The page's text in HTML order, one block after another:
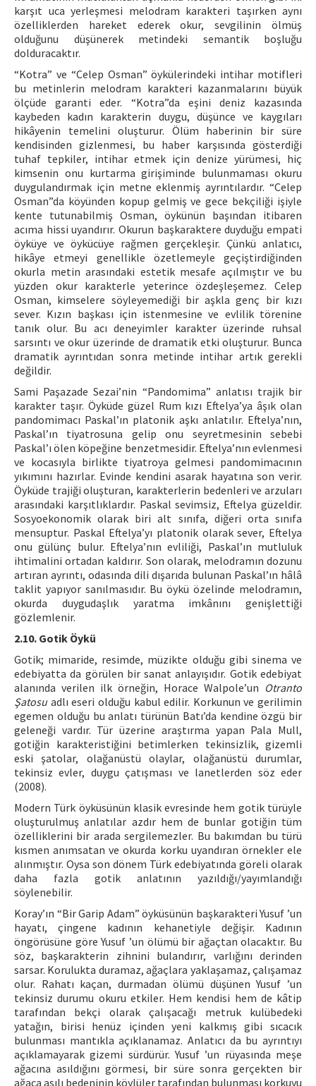
karşıt uca yerleşmesi melodram karakteri taşırken aynı
özelliklerden hareket ederek okur, sevgilinin ölmüş
olduğunu düşünerek metindeki semantik boşluğu
dolduracaktır.
“Kotra” ve “Celep Osman” öykülerindeki intihar motifleri
bu metinlerin melodram karakteri kazanmalarını büyük
ölçüde garanti eder. “Kotra”da eşini deniz kazasında
kaybeden kadın karakterin duygu, düşünce ve kaygıları
hikâyenin temelini oluşturur. Ölüm haberinin bir süre
kendisinden gizlenmesi, bu haber karşısında gösterdiği
tuhaf tepkiler, intihar etmek için denize yürümesi, hiç
kimsenin onu kurtarma girişiminde bulunmaması okuru
duygulandırmak için metne eklenmiş ayrıntılardır. “Celep
Osman”da köyünden kopup gelmiş ve gece bekçiliği işiyle
kente tutunabilmiş Osman, öykünün başından itibaren
acıma hissi uyandırır. Okurun başkaraktere duyduğu empati
öyküye ve öykücüye rağmen gerçekleşir. Çünkü anlatıcı,
hikâye etmeyi genellikle özetlemeyle geçiştirdiğinden
okurla metin arasındaki estetik mesafe açılmıştır ve bu
yüzden okur karakterle yeterince özdeşleşemez. Celep
Osman, kimselere söyleyemediği bir aşkla genç bir kızı
sever. Kızın başkası için istenmesine ve evlilik törenine
tanık olur. Bu acı deneyimler karakter üzerinde ruhsal
sarsıntı ve okur üzerinde de dramatik etki oluşturur. Bunca
dramatik ayrıntıdan sonra metinde intihar artık gerekli
değildir.
Sami Paşazade Sezai’nin “Pandomima” anlatısı trajik bir
karakter taşır. Öyküde güzel Rum kızı Eftelya’ya âşık olan
pandomimacı Paskal’ın platonik aşkı anlatılır. Eftelya’nın,
Paskal’ın tiyatrosuna gelip onu seyretmesinin sebebi
Paskal’ı ölen köpeğine benzetmesidir. Eftelya’nın evlenmesi
ve kocasıyla birlikte tiyatroya gelmesi pandomimacının
yıkımını hazırlar. Evinde kendini asarak hayatına son verir.
Öyküde trajiği oluşturan, karakterlerin bedenleri ve arzuları
arasındaki karşıtlıklardır. Paskal sevimsiz, Eftelya güzeldir.
Sosyoekonomik olarak biri alt sınıfa, diğeri orta sınıfa
mensuptur. Paskal Eftelya’yı platonik olarak sever, Eftelya
onu gülünç bulur. Eftelya’nın evliliği, Paskal’ın mutluluk
ihtimalini ortadan kaldırır. Son olarak, melodramın dozunu
artıran ayrıntı, odasında dili dışarıda bulunan Paskal’ın hâlâ
taklit yapıyor sanılmasıdır. Bu öykü özelinde melodramın,
okurda duygudaşlık yaratma imkânını genişlettiği
gözlemlenir.
2.10. Gotik Öykü
Gotik; mimaride, resimde, müzikte olduğu gibi sinema ve
edebiyatta da görülen bir sanat anlayışıdır. Gotik edebiyat
alanında verilen ilk örneğin, Horace Walpole’un Otranto
Şatosuadlı eseri olduğu kabul edilir. Korkunun ve gerilimin
egemen olduğu bu anlatı türünün Batı’da kendine özgü bir
geleneği vardır. Tür üzerine araştırma yapan Pala Mull,
gotiğin karakteristiğini betimlerken tekinsizlik, gizemli
eski şatolar, olağanüstü olaylar, olağanüstü durumlar,
tekinsiz evler, duygu çatışması ve lanetlerden söz eder
(2008).
Modern Türk öyküsünün klasik evresinde hem gotik türüyle
oluşturulmuş anlatılar azdır hem de bunlar gotiğin tüm
özelliklerini bir arada sergilemezler. Bu bakımdan bu türü
kısmen anımsatan ve okurda korku uyandıran örnekler ele
alınmıştır. Oysa son dönem Türk edebiyatında göreli olarak
daha fazla gotik anlatının yazıldığı/yayımlandığı
söylenebilir.
Koray’ın “Bir Garip Adam” öyküsünün başkarakteri Yusuf ’un
hayatı, çingene kadının kehanetiyle değişir. Kadının
öngörüsüne göre Yusuf ’un ölümü bir ağaçtan olacaktır. Bu
söz, başkarakterin zihnini bulandırır, varlığını derinden
sarsar. Korulukta duramaz, ağaçlara yaklaşamaz, çalışamaz
olur. Rahatı kaçan, durmadan ölümü düşünen Yusuf ’un
tekinsiz durumu okuru etkiler. Hem kendisi hem de kâtip
tarafından bekçi olarak çalışacağı metruk kulübedeki
yatağın, birisi henüz içinden yeni kalkmış gibi sıcacık
bulunması mantıkla açıklanamaz. Anlatıcı da bu ayrıntıyı
açıklamayarak gizemi sürdürür. Yusuf ’un rüyasında meşe
ağacına asıldığını görmesi, bir süre sonra gerçekten bir
ağaca asılı bedeninin köylüler tarafından bulunması korkuyu